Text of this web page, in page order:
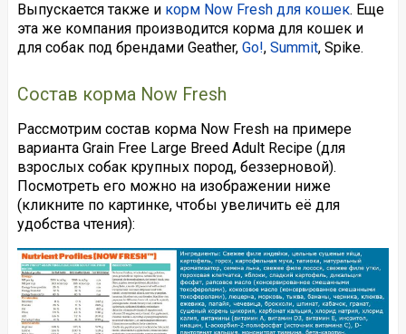
Выпускается также и корм Now Fresh для кошек. Еще
эта же компания производится корма для кошек и
для собак под брендами Geather, Go!, Summit, Spike.
Состав корма Now Fresh
Рассмотрим состав корма Now Fresh на примере
варианта Grain Free Large Breed Adult Recipe (для
взрослых собак крупных пород, беззерновой).
Посмотреть его можно на изображении ниже
(кликните по картинке, чтобы увеличить её для
удобства чтения):